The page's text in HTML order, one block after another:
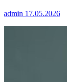
admin 17.05.2026